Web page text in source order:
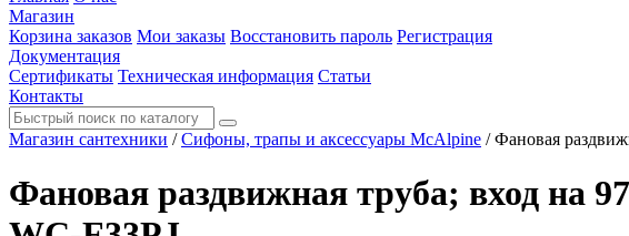
Магазин
Корзина заказов Мои заказы Восстановить пароль Регистрация
Документация
Сертификаты Техническая информация Статьи
Контакты
Магазин сантехники / Сифоны, трапы и аксессуары McAlpine / Фановая
Фановая раздвижная труба; вход на